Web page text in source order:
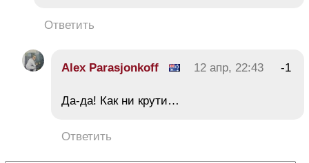
Ответить
Alex Parasjonkoff 12 апр, 22:43 -1
Да-да! Как ни крути…
Ответить